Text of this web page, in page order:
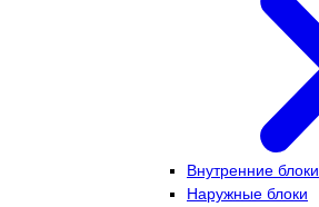
Внутренние блоки
Наружные блоки